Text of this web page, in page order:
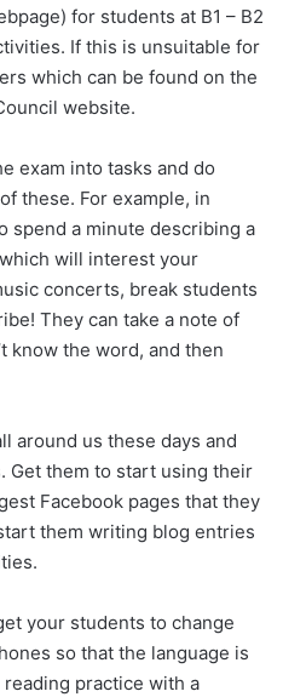
for students at B1 – B2
If this is unsuitable for
which can be found on the
website.
exam into tasks and do
these. For example, in
spend a minute describing a
will interest your
concerts, break students
They can take a note of
know the word, and then
around us these days and
Get them to start using their
Facebook pages that they
them writing blog entries
your students to change
so that the language is
practice with a